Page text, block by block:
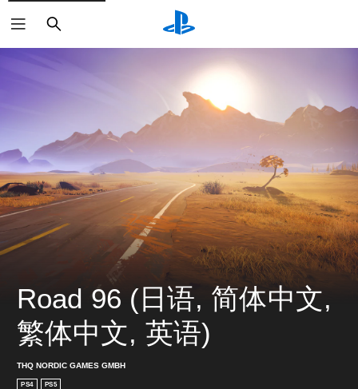
搜
索
Road 96 (日语, 简体中文,
繁体中文, 英语)
THQ NORDIC GAMES GMBH
PS4 PS5